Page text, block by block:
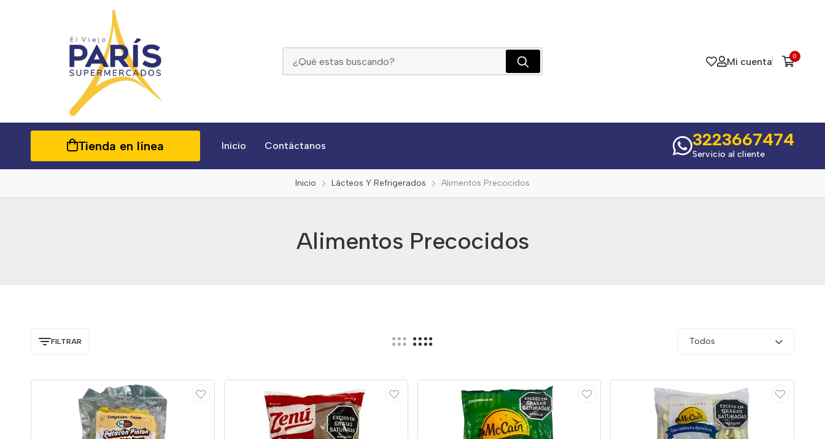
Mi cuenta 0
Tienda en línea Inicio Contáctanos 3223667474
Servicio al cliente
Inicio Lácteos Y Refrigerados Alimentos Precocidos
Alimentos Precocidos
FILTRAR Todos